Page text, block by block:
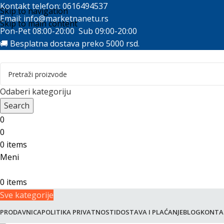
Skip to navigation
Skip to main content
Kontakt telefon: 0616494537
Email: info@marketnanetu.rs
Pon-Pet 08:00-20:00 Sub 09:00-20:00
🚚 Besplatna dostava preko 5000 rsd.
Odaberi kategoriju
Search
0
0
0 items
Meni
0 items
Sve kategorije
PRODAVNICAPOLITIKA PRIVATNOSTIDOSTAVA I PLAĆANJEBLOG